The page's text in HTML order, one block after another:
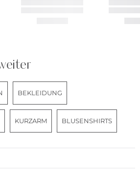
BEKLEIDUNG
KURZARM BLUSENSHIRTS